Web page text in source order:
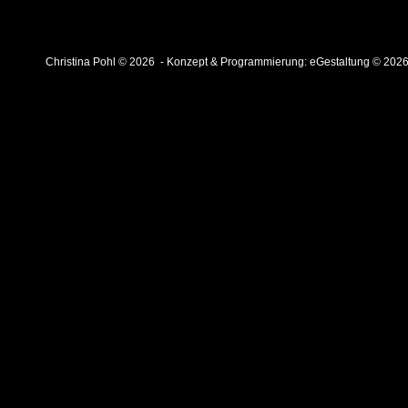
Christina Pohl © 2026 - Konzept & Programmierung:eGestaltung ©